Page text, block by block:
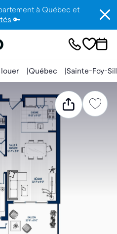
à Québec et
🔑
Québec Sainte-Foy-